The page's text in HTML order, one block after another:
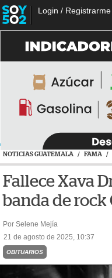
Login / Registrarme
NOTICIAS GUATEMALA / FAMA /
Fallece Xava
banda de rock
Por Selene Mejía
21 de agosto de 2025, 10:37
OBITUARIOS